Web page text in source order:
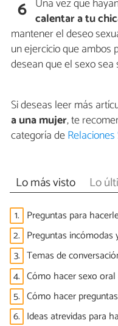
6 calentar a tu
mantener el deseo
un ejercicio que ambos
desean que el sexo
Si deseas leer más
a una mujer, te
categoría de
Lo más visto Lo
1. Preguntas para
2. Preguntas
3. Temas de
4. Cómo hacer sexo
5. Cómo hacer
6. Ideas atrevidas para